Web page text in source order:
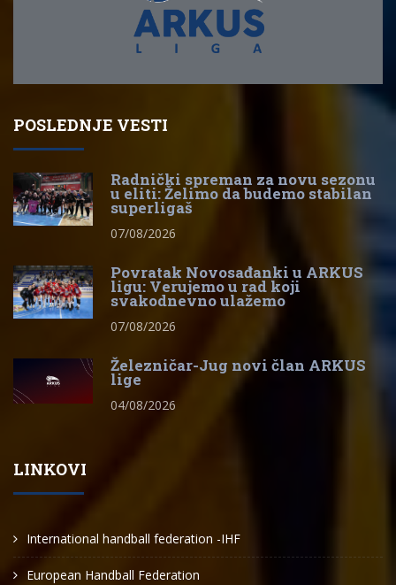
POSLEDNJE VESTI
Radnički spreman za novu sezonu
u eliti: Želimo da budemo stabilan
superligaš
07/08/2026
Povratak Novosađanki u ARKUS
ligu: Verujemo u rad koji
svakodnevno ulažemo
07/08/2026
Železničar-Jug novi član ARKUS
lige
04/08/2026
LINKOVI
International handball federation -IHF
European Handball Federation